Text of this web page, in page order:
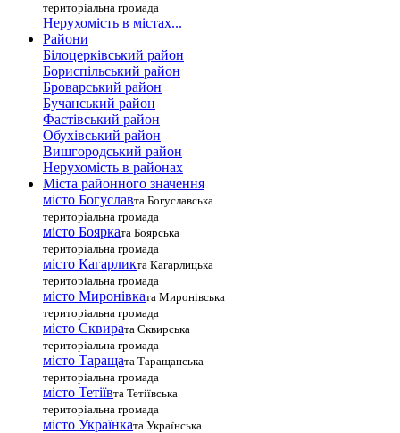
територіальна громада
Нерухомість в містах...
Райони
Білоцерківський район
Бориспільський район
Броварський район
Бучанський район
Фастівський район
Обухівський район
Вишгородський район
Нерухомість в районах
Міста районного значення
місто Богуславта Богуславська
територіальна громада
місто Боярката Боярська
територіальна громада
місто Кагарликта Кагарлицька
територіальна громада
місто Миронівката Миронівська
територіальна громада
місто Сквирата Сквирська
територіальна громада
місто Таращата Таращанська
територіальна громада
місто Тетіївта Тетіївська
територіальна громада
місто Українката Українська